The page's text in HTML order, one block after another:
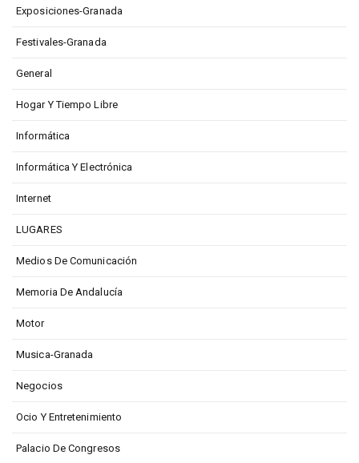
Exposiciones-Granada
Festivales-Granada
General
Hogar Y Tiempo Libre
Informática
Informática Y Electrónica
Internet
LUGARES
Medios De Comunicación
Memoria De Andalucía
Motor
Musica-Granada
Negocios
Ocio Y Entretenimiento
Palacio De Congresos